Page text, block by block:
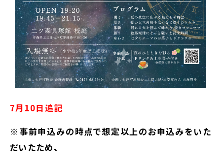
7月10日追記
※事前申込みの時点で想定以上のお申込みをいた
だいたため、